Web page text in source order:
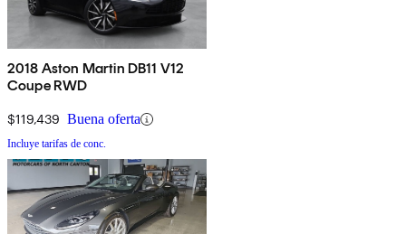
2018 Aston Martin DB11 V12
Coupe RWD
$119,439 Buena oferta
Incluye tarifas de conc.